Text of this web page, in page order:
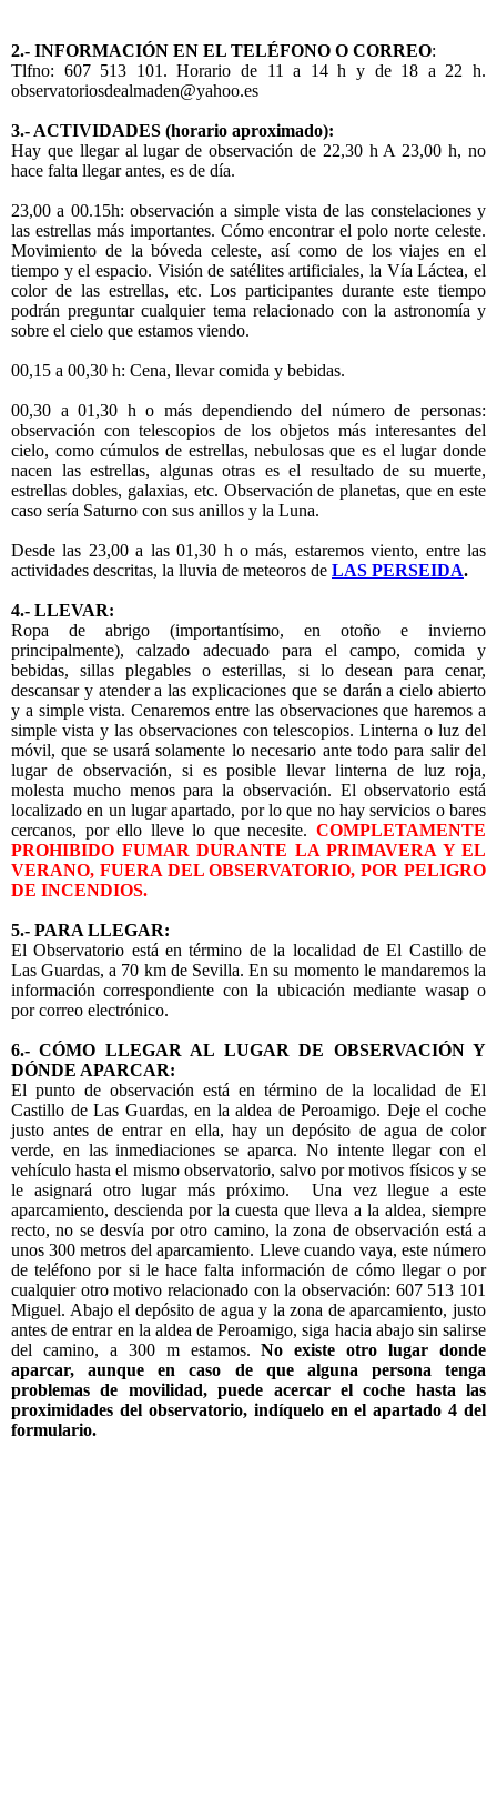
2.- INFORMACIÓN EN EL TELÉFONO O CORREO:
Tlfno: 607 513 101. Horario de 11 a 14 h y de 18 a 22 h.
observatoriosdealmaden@yahoo.es
3.- ACTIVIDADES (horario aproximado):
Hay que llegar al lugar de observación de 22,30 h A 23,00 h, no
hace falta llegar antes, es de día.
23,00 a 00.15h: observación a simple vista de las constelaciones y
las estrellas más importantes. Cómo encontrar el polo norte celeste.
Movimiento de la bóveda celeste, así como de los viajes en el
tiempo y el espacio. Visión de satélites artificiales, la Vía Láctea, el
color de las estrellas, etc. Los participantes durante este tiempo
podrán preguntar cualquier tema relacionado con la astronomía y
sobre el cielo que estamos viendo.
00,15 a 00,30 h: Cena, llevar comida y bebidas.
00,30 a 01,30 h o más dependiendo del número de personas:
observación con telescopios de los objetos más interesantes del
cielo, como cúmulos de estrellas, nebulosas que es el lugar donde
nacen las estrellas, algunas otras es el resultado de su muerte,
estrellas dobles, galaxias, etc. Observación de planetas, que en este
caso sería Saturno con sus anillos y la Luna.
Desde las 23,00 a las 01,30 h o más, estaremos viento, entre las
actividades descritas, la lluvia de meteoros de LAS PERSEIDA.
4.- LLEVAR:
Ropa de abrigo (importantísimo, en otoño e invierno
principalmente), calzado adecuado para el campo, comida y
bebidas, sillas plegables o esterillas, si lo desean para cenar,
descansar y atender a las explicaciones que se darán a cielo abierto
y a simple vista. Cenaremos entre las observaciones que haremos a
simple vista y las observaciones con telescopios. Linterna o luz del
móvil, que se usará solamente lo necesario ante todo para salir del
lugar de observación, si es posible llevar linterna de luz roja,
molesta mucho menos para la observación. El observatorio está
localizado en un lugar apartado, por lo que no hay servicios o bares
cercanos, por ello lleve lo que necesite. COMPLETAMENTE
PROHIBIDO FUMAR DURANTE LA PRIMAVERA Y EL
VERANO, FUERA DEL OBSERVATORIO, POR PELIGRO
DE INCENDIOS.
5.- PARA LLEGAR:
El Observatorio está en término de la localidad de El Castillo de
Las Guardas, a 70 km de Sevilla. En su momento le mandaremos la
información correspondiente con la ubicación mediante wasap o
por correo electrónico.
6.- CÓMO LLEGAR AL LUGAR DE OBSERVACIÓN Y
DÓNDE APARCAR:
El punto de observación está en término de la localidad de El
Castillo de Las Guardas, en la aldea de Peroamigo. Deje el coche
justo antes de entrar en ella, hay un depósito de agua de color
verde, en las inmediaciones se aparca. No intente llegar con el
vehículo hasta el mismo observatorio, salvo por motivos físicos y se
le asignará otro lugar más próximo. Una vez llegue a este
aparcamiento, descienda por la cuesta que lleva a la aldea, siempre
recto, no se desvía por otro camino, la zona de observación está a
unos 300 metros del aparcamiento. Lleve cuando vaya, este número
de teléfono por si le hace falta información de cómo llegar o por
cualquier otro motivo relacionado con la observación: 607 513 101
Miguel. Abajo el depósito de agua y la zona de aparcamiento, justo
antes de entrar en la aldea de Peroamigo, siga hacia abajo sin salirse
del camino, a 300 m estamos.No existe otro lugar donde
aparcar, aunque en caso de que alguna persona tenga
problemas de movilidad, puede acercar el coche hasta las
proximidades del observatorio, indíquelo en el apartado 4 del
formulario.